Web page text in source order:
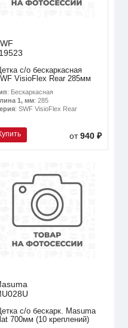
с/о бескаркасная
VisioFlex Rear 285мм
: Бескаркасная
1, мм: 285
: SWF VisioFlex Rear
от940 ₽
с/о бескарк. Masuma
700мм (10 креплений)